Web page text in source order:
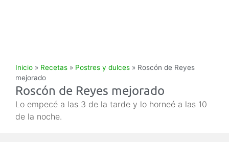
Inicio » Recetas » Postres y dulces » Roscón de Reyes
mejorado
Roscón de Reyes mejorado
Lo empecé a las 3 de la tarde y lo horneé a las 10
de la noche.